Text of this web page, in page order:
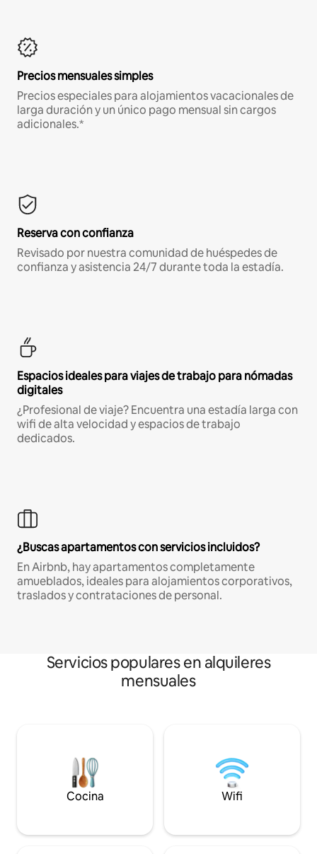
Precios mensuales simples
Precios especiales para alojamientos vacacionales de
larga duración y un único pago mensual sin cargos
adicionales.*
Reserva con confianza
Revisado por nuestra comunidad de huéspedes de
confianza y asistencia 24/7 durante toda la estadía.
Espacios ideales para viajes de trabajo para nómadas
digitales
¿Profesional de viaje? Encuentra una estadía larga con
wifi de alta velocidad y espacios de trabajo
dedicados.
¿Buscas apartamentos con servicios incluidos?
En Airbnb, hay apartamentos completamente
amueblados, ideales para alojamientos corporativos,
traslados y contrataciones de personal.
Servicios populares en alquileres
mensuales
Cocina Wifi